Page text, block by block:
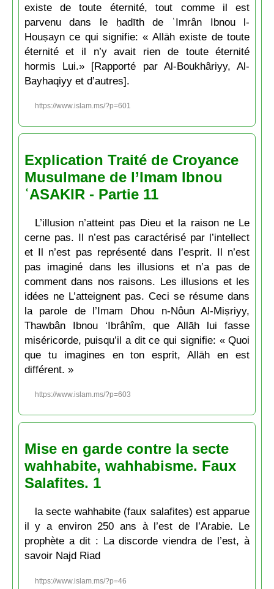
existe de toute éternité, tout comme il est
parvenu dans le ḥadīth de ʿImrân Ibnou l-
Houṣayn ce qui signifie: « Allāh existe de toute
éternité et il n’y avait rien de toute éternité
hormis Lui.» [Rapporté par Al-Boukhâriyy, Al-
Bayhaqiyy et d’autres].
https://www.islam.ms/?p=601
Explication Traité de Croyance
Musulmane de l’Imam Ibnou
ʿASAKIR - Partie 11
L’illusion n’atteint pas Dieu et la raison ne Le
cerne pas. Il n’est pas caractérisé par l’intellect
et Il n’est pas représenté dans l’esprit. Il n’est
pas imaginé dans les illusions et n’a pas de
comment dans nos raisons. Les illusions et les
idées ne L’atteignent pas. Ceci se résume dans
la parole de l’Imam Dhou n-Nôun Al-Miṣriyy,
Thawbân Ibnou ‘Ibrâhîm, que Allāh lui fasse
miséricorde, puisqu’il a dit ce qui signifie: « Quoi
que tu imagines en ton esprit, Allāh en est
différent. »
https://www.islam.ms/?p=603
Mise en garde contre la secte
wahhabite, wahhabisme. Faux
Salafites. 1
la secte wahhabite (faux salafites) est apparue
il y a environ 250 ans à l’est de l’Arabie. Le
prophète a dit : La discorde viendra de l’est, à
savoir Najd Riad
https://www.islam.ms/?p=46